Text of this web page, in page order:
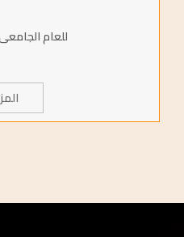
للعام الجامعى 2023-